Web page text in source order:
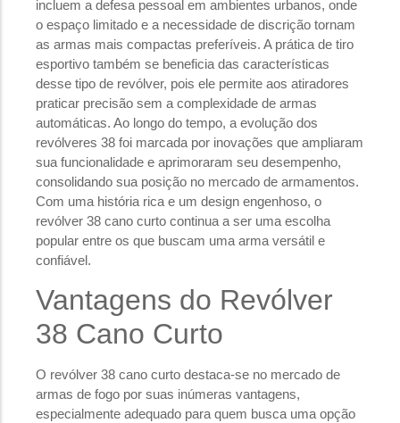
incluem a defesa pessoal em ambientes urbanos, onde
o espaço limitado e a necessidade de discrição tornam
as armas mais compactas preferíveis. A prática de tiro
esportivo também se beneficia das características
desse tipo de revólver, pois ele permite aos atiradores
praticar precisão sem a complexidade de armas
automáticas. Ao longo do tempo, a evolução dos
revólveres 38 foi marcada por inovações que ampliaram
sua funcionalidade e aprimoraram seu desempenho,
consolidando sua posição no mercado de armamentos.
Com uma história rica e um design engenhoso, o
revólver 38 cano curto continua a ser uma escolha
popular entre os que buscam uma arma versátil e
confiável.
Vantagens do Revólver
38 Cano Curto
O revólver 38 cano curto destaca-se no mercado de
armas de fogo por suas inúmeras vantagens,
especialmente adequado para quem busca uma opção